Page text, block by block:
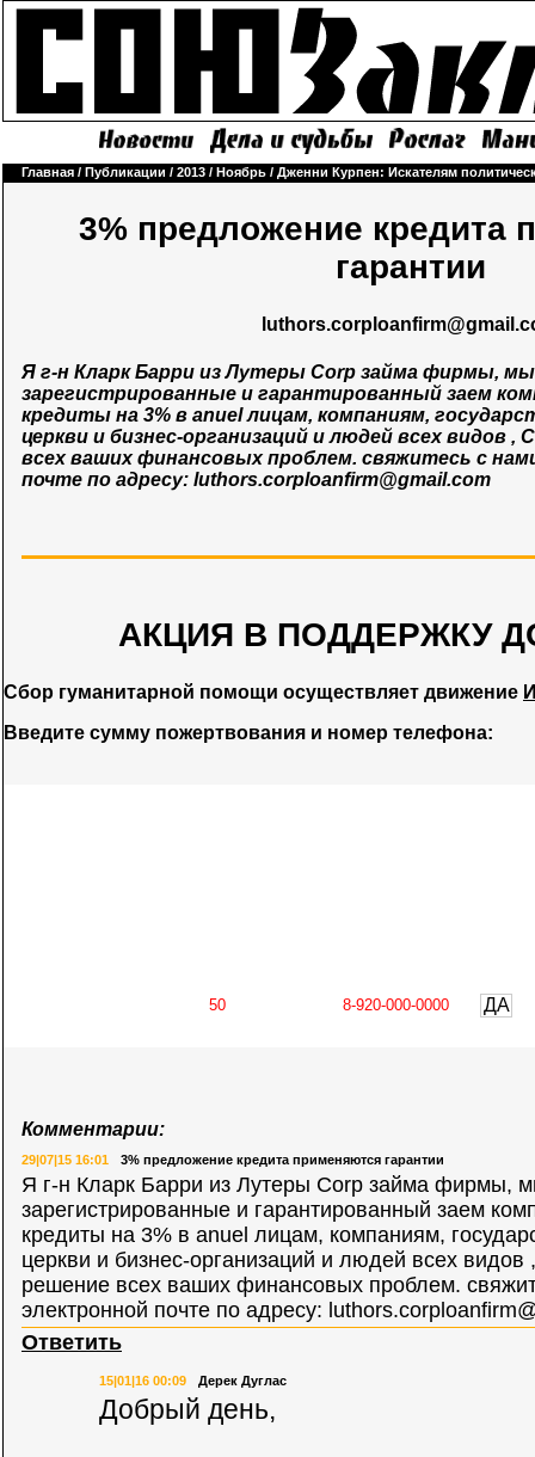
Главная / Публикации / 2013 / Ноябрь / Дженни Курпен: Искателям
3% предложение кредита
гарантии
Я г-н Кларк Барри из Лутеры Corp займа фирмы, мы
зарегистрированные и гарантированный заем
кредиты на 3% в anuel лицам, компаниям,
церкви и бизнес-организаций и людей всех видов ,
всех ваших финансовых проблем. свяжитесь с
почте по адресу: luthors.corploanfirm@gmail.com
АКЦИЯ В ПОДДЕРЖКУ
Сбор гуманитарной помощи осуществляет движение
Введите сумму пожертвования и номер телефона:
ДА
Комментарии:
29|07|15 16:01 3% предложение кредита применяются гарантии
Я г-н Кларк Барри из Лутеры Corp займа фирмы,
зарегистрированные и гарантированный заем
кредиты на 3% в anuel лицам, компаниям,
церкви и бизнес-организаций и людей всех
решение всех ваших финансовых проблем.
электронной почте по адресу:
Ответить
15|01|16 00:09 Дерек Дуглас
Добрый день,